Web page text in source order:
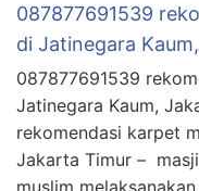
087877691539
di Jatinegara
087877691539
Jatinegara Kaum,
rekomendasi karpet
Jakarta Timur –
muslim